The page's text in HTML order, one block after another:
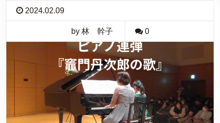
2024.02.09
by 林 幹子 0